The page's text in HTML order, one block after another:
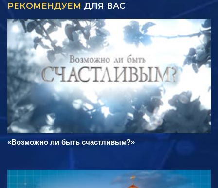
РЕКОМЕНДУЕМ ДЛЯ ВАС
«Возможно ли быть счастливым?»